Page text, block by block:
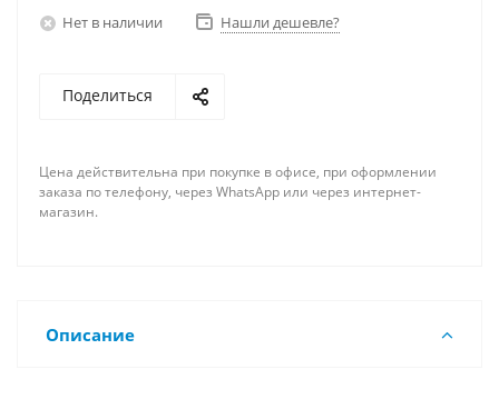
Нет в наличии Нашли дешевле?
Поделиться
Цена действительна при покупке в офисе, при оформлении
заказа по телефону, через WhatsApp или через интернет-
магазин.
Описание